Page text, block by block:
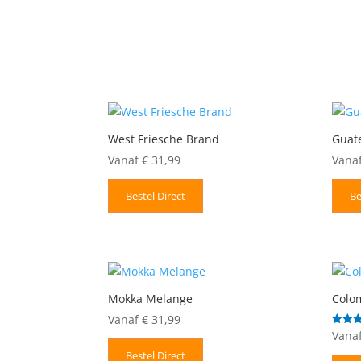
West Friesche Brand
Vanaf € 31,99
Bestel Direct
Mokka Melange
Vanaf € 31,99
Bestel Direct
5.00
uit 5